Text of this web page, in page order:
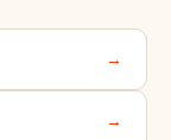
→
→